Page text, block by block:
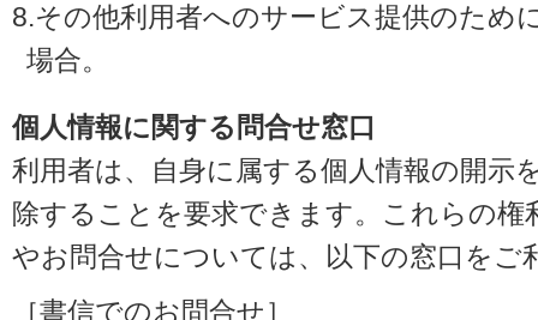
8.その他利用者へのサービス提供のため
場合。
個人情報に関する問合せ窓口
利用者は、自身に属する個人情報の開示
除することを要求できます。これらの権
やお問合せについては、以下の窓口をご
［書信でのお問合せ］